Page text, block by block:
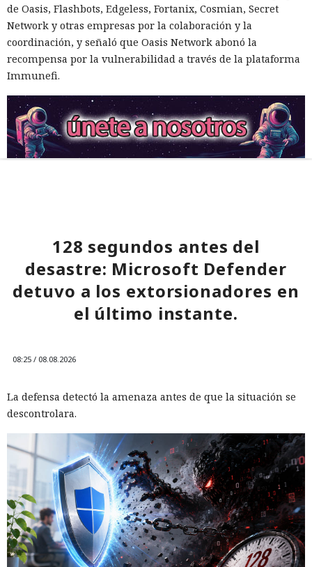
de Oasis, Flashbots, Edgeless, Fortanix, Cosmian, Secret
Network y otras empresas por la colaboración y la
coordinación, y señaló que Oasis Network abonó la
recompensa por la vulnerabilidad a través de la plataforma
Immunefi.
128 segundos antes del
desastre: Microsoft Defender
detuvo a los extorsionadores en
el último instante.
08:25 / 08.08.2026
La defensa detectó la amenaza antes de que la situación se
descontrolara.